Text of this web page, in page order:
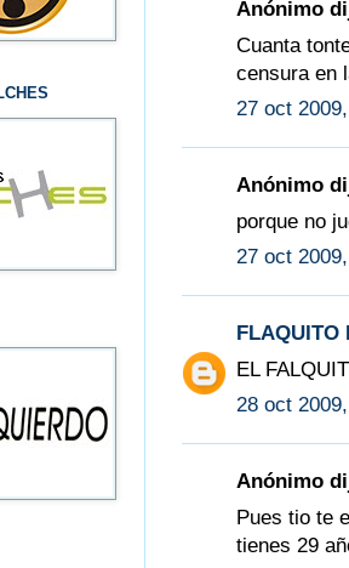
Anónimo
Cuanta
censura en
27 oct
Anónimo
porque no
27 oct
FLAQUITO
EL
28 oct
Anónimo
Pues tio te
tienes 29